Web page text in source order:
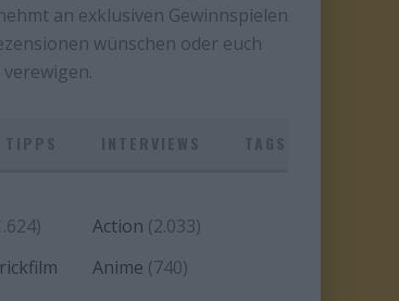
an exklusiven Gewinnspielen
wünschen oder euch
Action (2.033)
Anime (740)